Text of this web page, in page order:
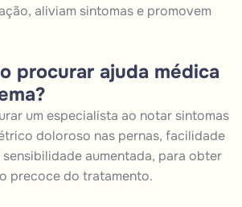
aliviam sintomas e promovem
procurar ajuda médica
um especialista ao notar sintomas
doloroso nas pernas, facilidade
sensibilidade aumentada, para obter
precoce do tratamento.